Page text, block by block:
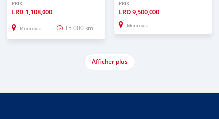
PRIX
LRD 1,108,000
Monrovia 15 000 km
PRIX
LRD 9,500,000
Monrovia
Afficher plus